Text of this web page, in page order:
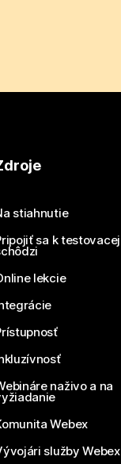
stiahnutie
sa k testovacej
lekcie
naživo a na
Webex
služby Webex